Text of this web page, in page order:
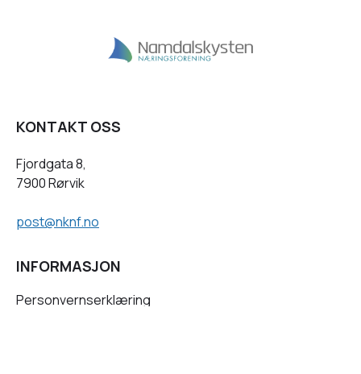
KONTAKT OSS
Fjordgata 8,
7900 Rørvik
post@nknf.no
INFORMASJON
Personvernserklæring